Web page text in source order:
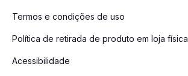
Termos e condições de uso
Política de retirada de produto em loja física
Acessibilidade